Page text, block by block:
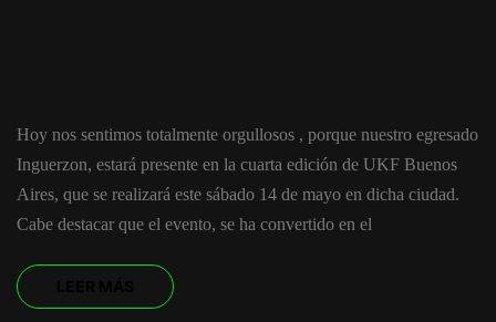
Hoy nos sentimos totalmente orgullosos , porque nuestro egresado
Inguerzon, estará presente en la cuarta edición de UKF Buenos
Aires, que se realizará este sábado 14 de mayo en dicha ciudad.
Cabe destacar que el evento, se ha convertido en el